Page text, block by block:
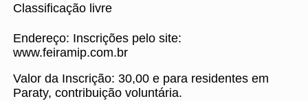
Classificação livre
Endereço: Inscrições pelo site:
www.feiramip.com.br
Valor da Inscrição: 30,00 e para residentes em
Paraty, contribuição voluntária.